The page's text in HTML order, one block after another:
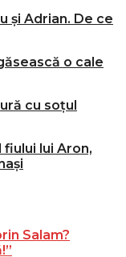
și Adrian. De ce
o cale
cu soțul
lui Aron,